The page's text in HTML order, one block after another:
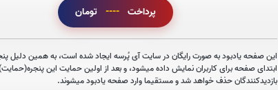
پرداخت ---- تومان
این صفحه یادبود به صورت رایگان در سایت آی پُرسه ایجاد شده است، به همین دلیل
ابتدای صفحه برای کاربران نمایش داده میشود، و بعد از اولین حمایت این
بازدیدکنندگان حذف خواهد شد و مستقیما وارد صفحه یادبود میشوند.
صوت سوره قدر